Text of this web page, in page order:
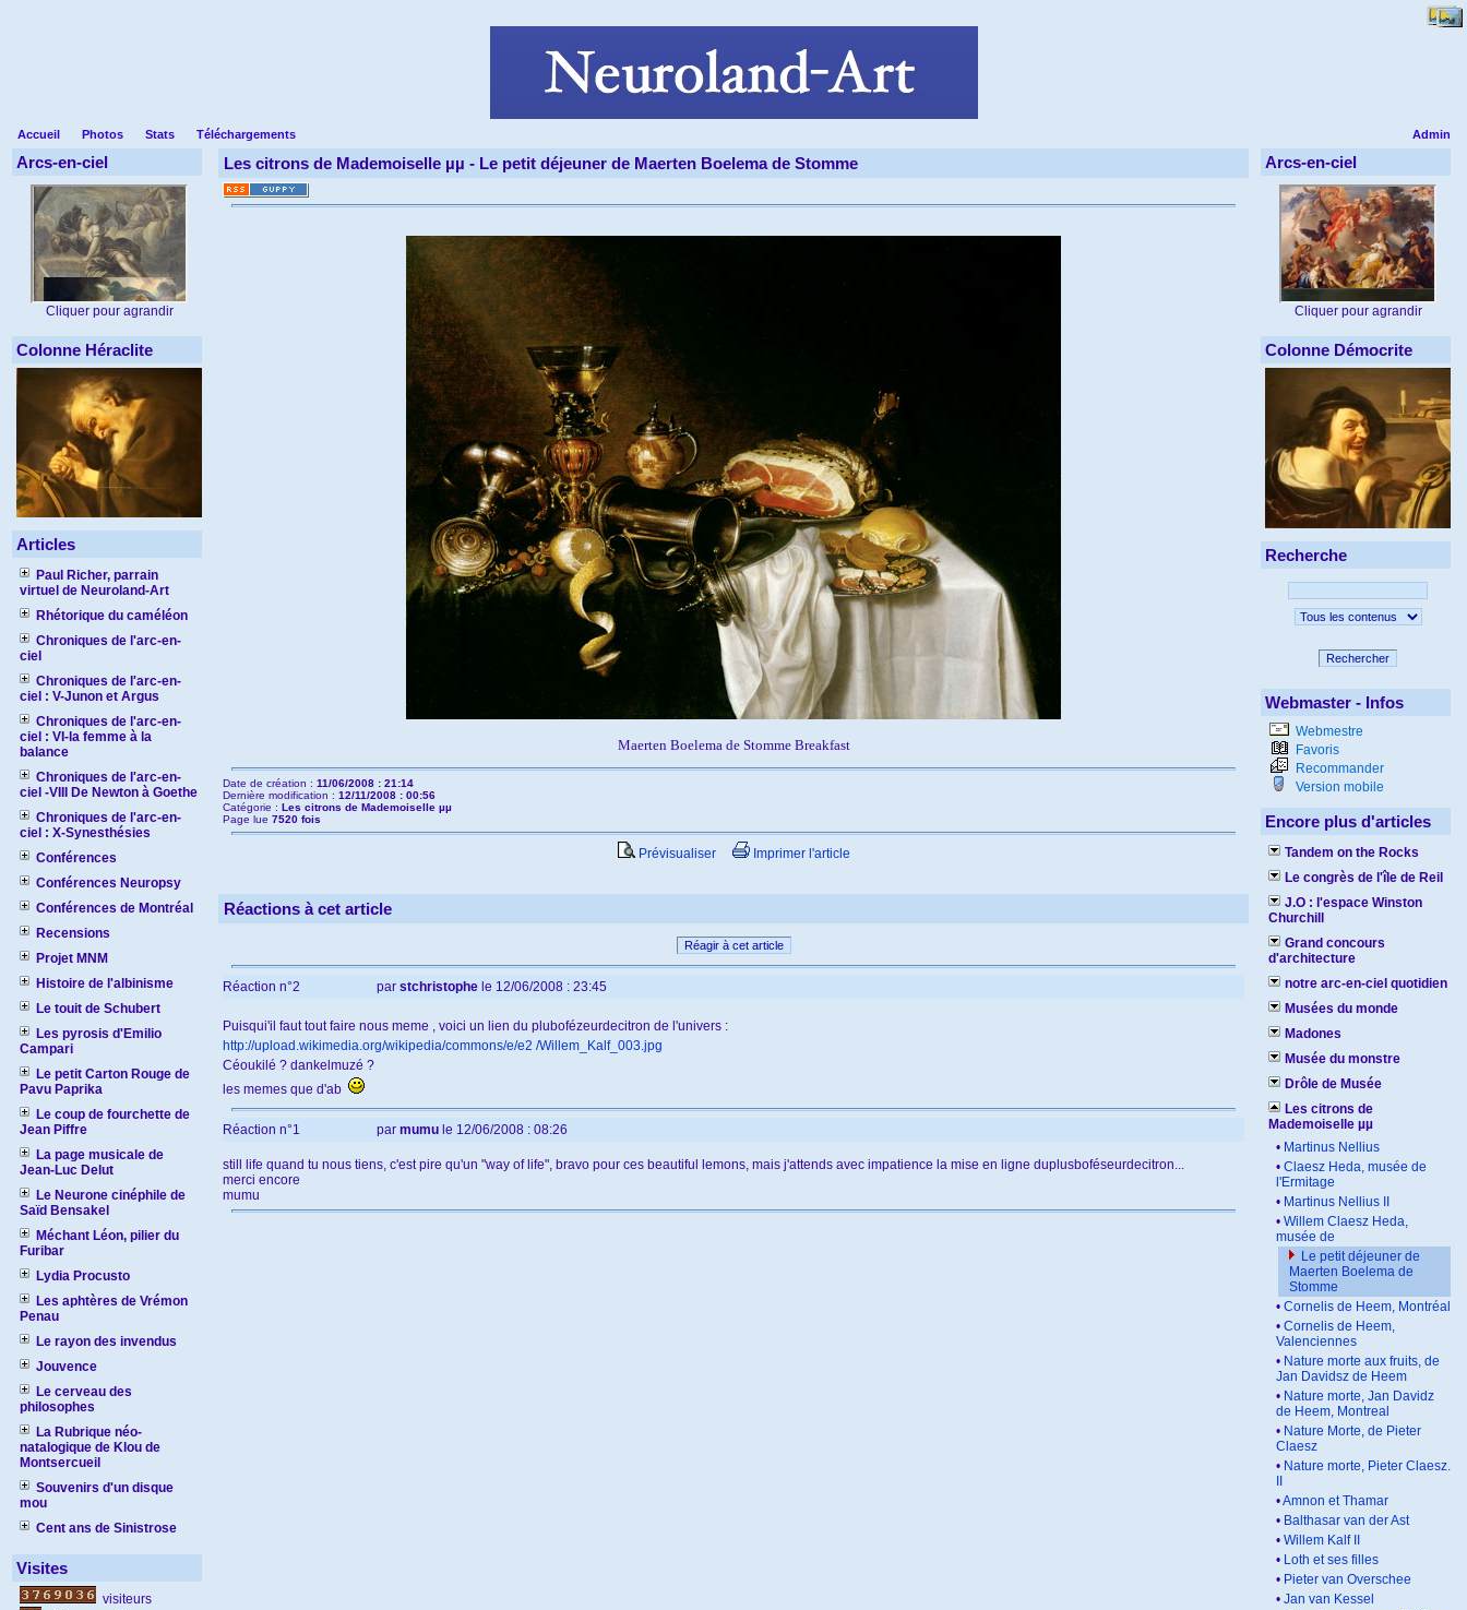
Admin
Accueil Photos Stats Téléchargements
Arcs-en-ciel
Cliquer pour agrandir
Colonne Héraclite
Articles
Paul Richer, parrain
virtuel de Neuroland-Art
Rhétorique du caméléon
Chroniques de l'arc-en-
ciel
Chroniques de l'arc-en-
ciel : V-Junon et Argus
Chroniques de l'arc-en-
ciel : VI-la femme à la
balance
Chroniques de l'arc-en-
ciel -VIII De Newton à Goethe
Chroniques de l'arc-en-
ciel : X-Synesthésies
Conférences
Conférences Neuropsy
Conférences de Montréal
Recensions
Projet MNM
Histoire de l'albinisme
Le touit de Schubert
Les pyrosis d'Emilio
Campari
Le petit Carton Rouge de
Pavu Paprika
Le coup de fourchette de
Jean Piffre
La page musicale de
Jean-Luc Delut
Le Neurone cinéphile de
Saïd Bensakel
Méchant Léon, pilier du
Furibar
Lydia Procusto
Les aphtères de Vrémon
Penau
Le rayon des invendus
Jouvence
Le cerveau des
philosophes
La Rubrique néo-
natalogique de Klou de
Montsercueil
Souvenirs d'un disque
mou
Cent ans de Sinistrose
Visites
visiteurs
Les citrons de Mademoiselle µµ - Le petit déjeuner de Maerten Boelema de Stomme
Maerten Boelema de Stomme Breakfast
Date de création : 11/06/2008 : 21:14
Dernière modification : 12/11/2008 : 00:56
Catégorie : Les citrons de Mademoiselle µµ
Page lue 7520 fois
Prévisualiser Imprimer l'article
Réactions à cet article
Réagir à cet article
Réaction n°2 par stchristophe le 12/06/2008 : 23:45
Puisqui'il faut tout faire nous meme , voici un lien du plubofézeurdecitron de l'univers :
http://upload.wikimedia.org/wikipedia/commons/e/e2 /Willem_Kalf_003.jpg
Céoukilé ? dankelmuzé ?
les memes que d'ab
Réaction n°1 par mumu le 12/06/2008 : 08:26
still life quand tu nous tiens, c'est pire qu'un "way of life", bravo pour ces beautiful lemons, mais j'attends avec impatience la mise en ligne duplusboféseurdecitron...
merci encore
mumu
Arcs-en-ciel
Cliquer pour agrandir
Colonne Démocrite
Recherche
Rechercher
Webmaster - Infos
Webmestre
Favoris
Recommander
Version mobile
Encore plus d'articles
Tandem on the Rocks
Le congrès de l'île de Reil
J.O : l'espace Winston
Churchill
Grand concours
d'architecture
notre arc-en-ciel quotidien
Musées du monde
Madones
Musée du monstre
Drôle de Musée
Les citrons de
Mademoiselle µµ
• Martinus Nellius
• Claesz Heda, musée de
l'Ermitage
• Martinus Nellius II
• Willem Claesz Heda,
musée de
Le petit déjeuner de
Maerten Boelema de
Stomme
• Cornelis de Heem, Montréal
• Cornelis de Heem,
Valenciennes
• Nature morte aux fruits, de
Jan Davidsz de Heem
• Nature morte, Jan Davidz
de Heem, Montreal
• Nature Morte, de Pieter
Claesz
• Nature morte, Pieter Claesz.
•Amnon et Thamar
• Balthasar van der Ast
• Willem Kalf II
• Loth et ses filles
• Pieter van Overschee
• Jan van Kessel